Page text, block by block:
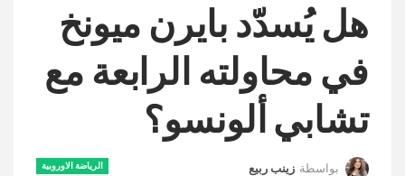
هل يُسدّد بايرن ميونخ
في محاولته الرابعة مع
تشابي ألونسو؟
الرياضة الاوروبية بواسطة زينب ربيع